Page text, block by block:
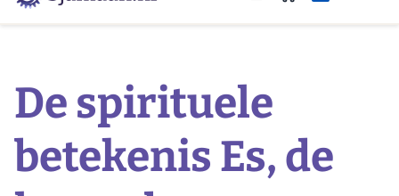
De spirituele
betekenis Es, de